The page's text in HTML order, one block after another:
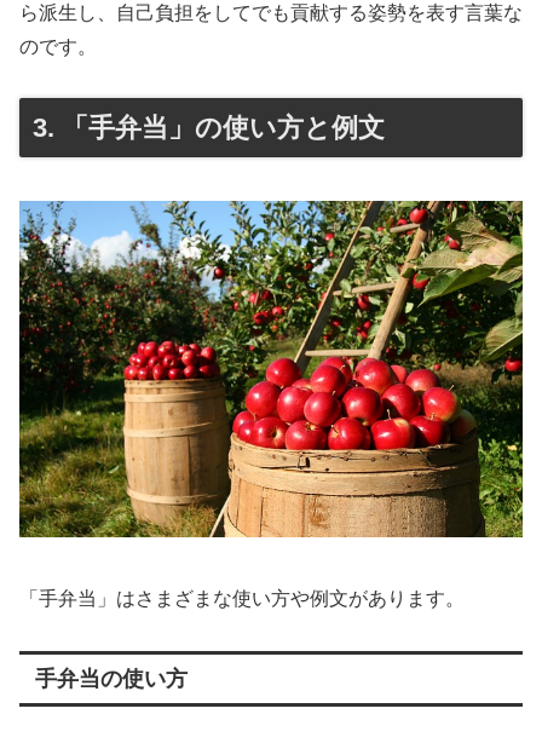
ら派生し、自己負担をしてでも貢献する姿勢を表す言葉な
のです。
3. 「手弁当」の使い方と例文
「手弁当」はさまざまな使い方や例文があります。
手弁当の使い方